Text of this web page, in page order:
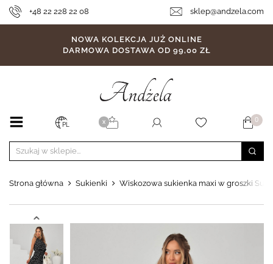
+48 22 228 22 08 sklep@andzela.com
NOWA KOLEKCJA JUŻ ONLINE
DARMOWA DOSTAWA OD 99,00 ZŁ
PL X 0
Strona główna Sukienki Wiskozowa sukienka maxi w groszki Sun